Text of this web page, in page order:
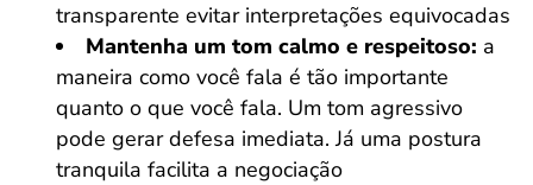
transparente evitar interpretações equivocadas
Mantenha um tom calmo e respeitoso: a
maneira como você fala é tão importante
quanto o que você fala. Um tom agressivo
pode gerar defesa imediata. Já uma postura
tranquila facilita a negociação